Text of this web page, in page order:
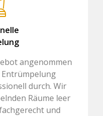
angenommen
durch. Wir
Räume leer
und